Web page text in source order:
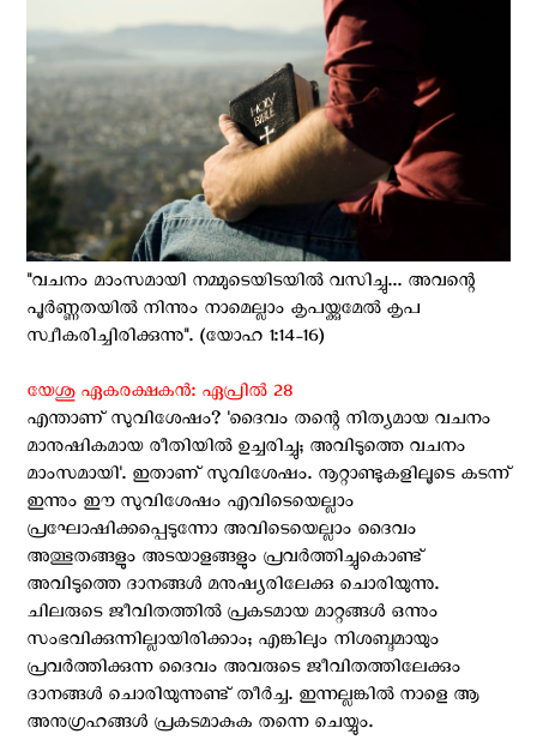
"വചനം മാംസമായി നമ്മുടെയിടയിൽ വസിച്ചു... അവന്റെ
പൂർണ്ണതയിൽ നിന്നും നാമെല്ലാം കൃപയ്ക്കുമേൽ കൃപ
സ്വീകരിച്ചിരിക്കുന്നു". (യോഹ 1:14-16)
യേശു ഏകരക്ഷകൻ: ഏപ്രില്‍ 28
എന്താണ് സുവിശേഷം? 'ദൈവം തന്റെ നിത്യമായ വചനം
മാനുഷികമായ രീതിയിൽ ഉച്ചരിച്ചു; അവിടുത്തെ വചനം
മാംസമായി'. ഇതാണ് സുവിശേഷം. നൂറ്റാണ്ടുകളിലൂടെ കടന്ന്
ഇന്നും ഈ സുവിശേഷം എവിടെയെല്ലാം
പ്രഘോഷിക്കപ്പെടുന്നോ അവിടെയെല്ലാം ദൈവം
അത്ഭുതങ്ങളും അടയാളങ്ങളും പ്രവർത്തിച്ചുകൊണ്ട്
അവിടുത്തെ ദാനങ്ങൾ മനുഷ്യരിലേക്കു ചൊരിയുന്നു.
ചിലരുടെ ജീവിതത്തിൽ പ്രകടമായ മാറ്റങ്ങൾ ഒന്നും
സംഭവിക്കുന്നില്ലായിരിക്കാം; എങ്കിലും നിശബ്ദമായും
പ്രവർത്തിക്കുന്ന ദൈവം അവരുടെ ജീവിതത്തിലേക്കും
ദാനങ്ങൾ ചൊരിയുന്നുണ്ട് തീർച്ച. ഇന്നല്ലങ്കിൽ നാളെ ആ
അനുഗ്രഹങ്ങൾ പ്രകടമാകുക തന്നെ ചെയ്യും.